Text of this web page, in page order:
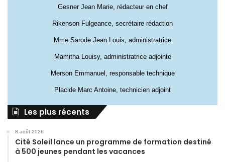
Gesner Jean Marie, rédacteur en chef
Rikenson Fulgeance, secrétaire rédaction
Mme Sarode Jean Louis, administratrice
Mamitha Louisy, administratrice adjointe
Merson Emmanuel, responsable technique
Placide Marc Antoine, technicien adjoint
Les plus récents
8 août 2026
Cité Soleil lance un programme de formation destiné
à 500 jeunes pendant les vacances